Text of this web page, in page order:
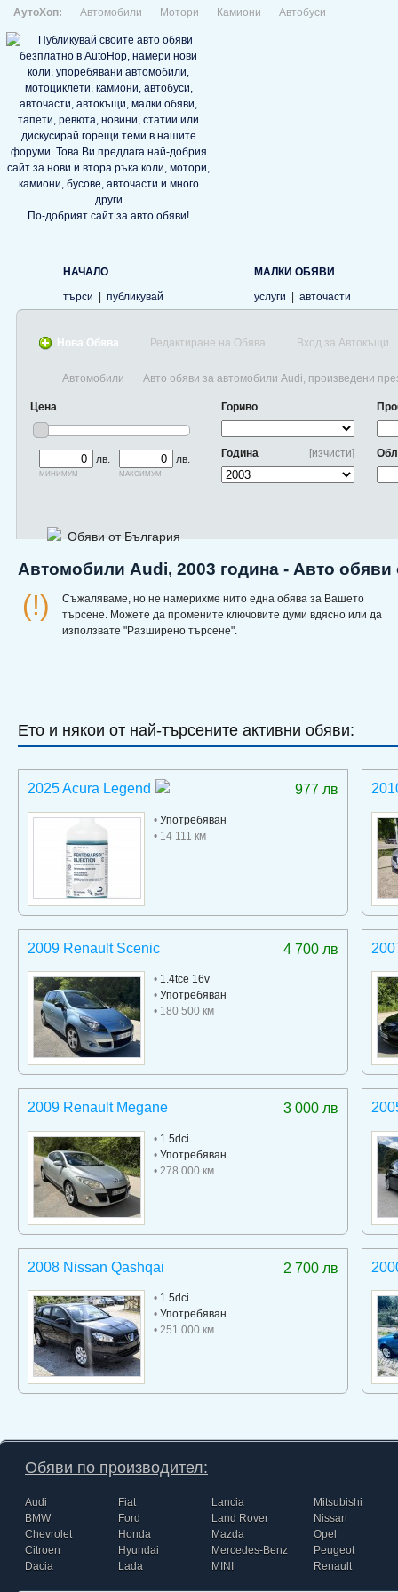
АутоХоп: Автомобили Мотори Камиони Автобуси
По-добрият сайт за авто обяви!
НАЧАЛО
търси
публикувай
МАЛКИ ОБЯВИ
услуги
авточасти
Нова Обява Редактиране на Обява Вход за Автокъщи
Автомобили Авто обяви за автомобили Audi, произведени
Цена
лв.
минимум
лв.
максимум
Гориво
[изчисти]
Година
Обяви от България
Автомобили Audi, 2003 година - Авто обяви
(!)
Съжаляваме, но не намерихме нито една обява за Вашето
търсене. Можете да промените ключовите думи вдясно или да
използвате "Разширено търсене".
Ето и някои от най-търсените активни обяви:
977 лв
2025 Acura Legend
• Употребяван
• 14 111 км
4 700 лв
2009 Renault Scenic
• 1.4tce 16v
• Употребяван
• 180 500 км
3 000 лв
2009 Renault Megane
• 1.5dci
• Употребяван
• 278 000 км
2 700 лв
2008 Nissan Qashqai
• 1.5dci
• Употребяван
• 251 000 км
Обяви по производител:
Audi
BMW
Chevrolet
Citroen
Dacia
Fiat
Ford
Honda
Hyundai
Lada
Lancia
Land Rover
Mazda
Mercedes-Benz
MINI
Mitsubishi
Nissan
Opel
Peugeot
Renault